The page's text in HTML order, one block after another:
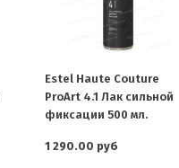
Estel Haute Couture
ProArt 4.1 Лак сильной
фиксации 500 мл.
1 290.00 руб